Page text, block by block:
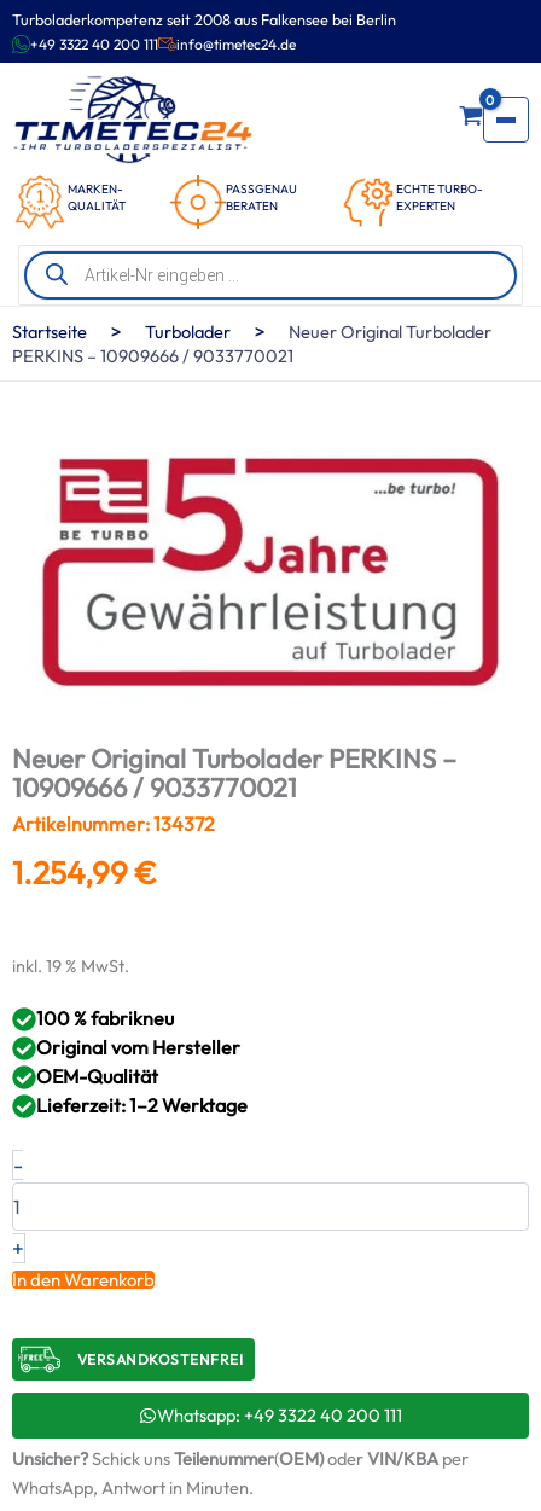
Turboladerkompetenz seit 2008 aus Falkensee bei Berlin
+49 3322 40 200 111 info@timetec24.de
MARKEN-
QUALITÄT
PASSGENAU
BERATEN
ECHTE TURBO-
EXPERTEN
0
Products
search
Zum
Inhalt
springen
Startseite > Turbolader >
Neuer Original Turbolader
PERKINS – 10909666 / 9033770021
Neuer Original Turbolader PERKINS –
10909666 / 9033770021
Artikelnummer: 134372
1.254,99€
inkl. 19 % MwSt.
100 % fabrikneu
Original vom Hersteller
OEM-Qualität
Lieferzeit: 1–2 Werktage
-
Neuer
Original
–
10909666
/
Menge
+
In den Warenkorb
VERSANDKOSTENFREI​
Whatsapp: +49 3322 40 200 111
Unsicher?Schick unsTeilenummer(OEM)oderVIN/KBAper
WhatsApp, Antwort in Minuten.